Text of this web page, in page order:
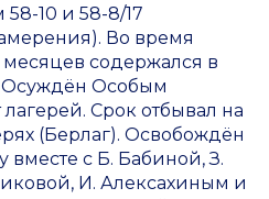
10 и 58-8/17
Во время
месяцев содержался в
Осуждён Особым
Срок отбывал на
(Берлаг). Освобождён
вместе с Б. Бабиной, З.
И. Алексахиным и